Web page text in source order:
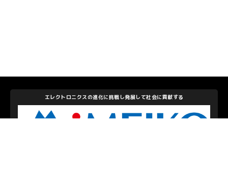
エレクトロニクスの進化に挑戦し発展して社会に貢献する